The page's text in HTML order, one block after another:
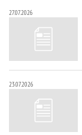
27.07.2026
23.07.2026